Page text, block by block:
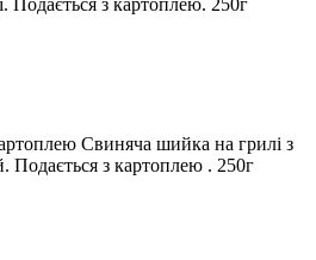
Свиняча шийка на грилі з
Подається з картоплею . 250г